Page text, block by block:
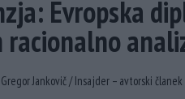
Evropska
Gregor Jankovič /Insajder – avtorski članek